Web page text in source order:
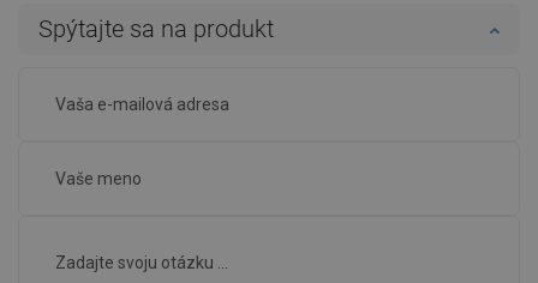
Spýtajte sa na produkt